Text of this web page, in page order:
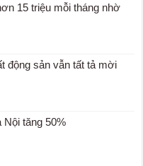
15 triệu mỗi tháng nhờ
động sản vẫn tất tả mời
tăng 50%